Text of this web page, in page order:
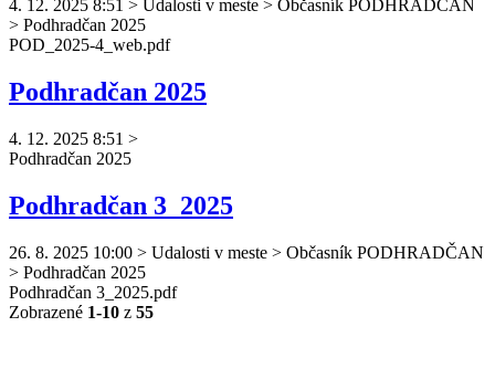
4. 12. 2025 8:51 > Udalosti v meste > Občasník PODHRADČAN
> Podhradčan 2025
POD_2025-4_web.pdf
Podhradčan 2025
4. 12. 2025 8:51 >
Podhradčan 2025
Podhradčan 3_2025
26. 8. 2025 10:00 > Udalosti v meste > Občasník PODHRADČAN
> Podhradčan 2025
Podhradčan 3_2025.pdf
Zobrazené 1-10 z 55